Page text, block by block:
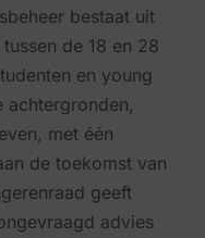
bestaat uit
de 18 en 28
en young
achtergronden,
met één
de toekomst van
geeft
advies